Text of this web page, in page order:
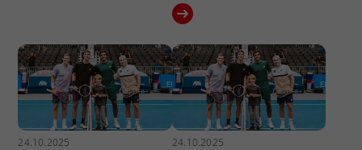
24.10.2025 24.10.2025